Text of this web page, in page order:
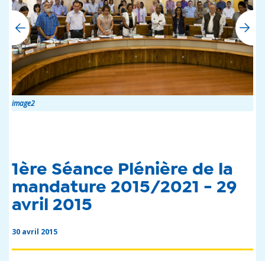
1ère Séance Plénière de la
mandature 2015/2021 - 29
avril 2015
30 avril 2015
image2